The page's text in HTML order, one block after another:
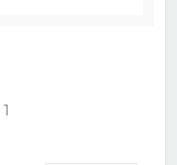
1